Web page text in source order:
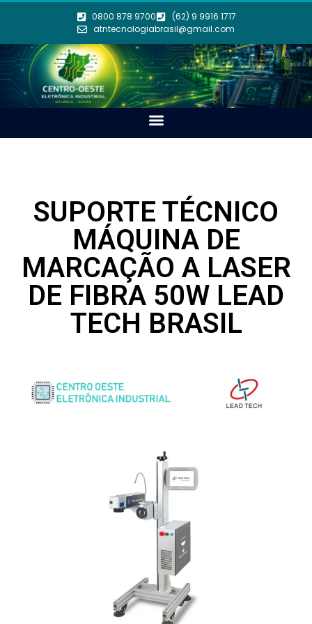
0800 878 9700
(62) 9 9916 1717
atntecnologiabrasil@gmail.com
SUPORTE TÉCNICO
MÁQUINA DE
MARCAÇÃO A LASER
DE FIBRA 50W LEAD
TECH BRASIL